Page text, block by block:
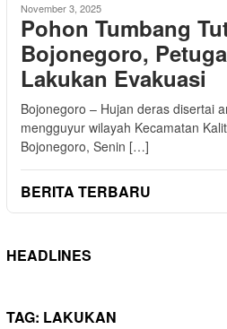
November 3, 2025
Pohon Tumbang
Bojonegoro,
Lakukan Evakuasi
Bojonegoro – Hujan deras disertai
mengguyur wilayah Kecamatan
Bojonegoro, Senin […]
BERITA TERBARU
HEADLINES
TAG: LAKUKAN